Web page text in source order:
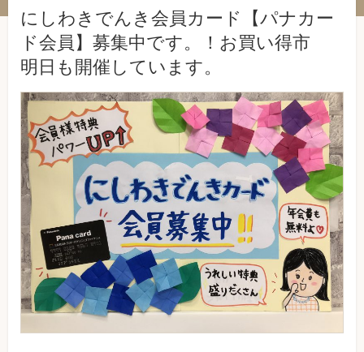
にしわきでんき会員カード【パナカー
ド会員】募集中です。！お買い得市
明日も開催しています。